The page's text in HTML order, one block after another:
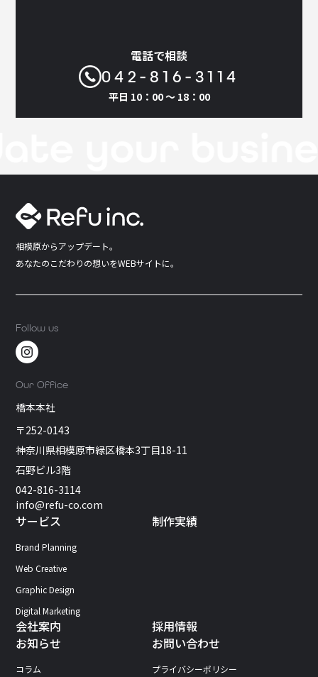
電話で相談
042-816-3114
平日 10：00 〜 18：00
相模原からアップデート。
あなたのこだわりの想いをWEBサイトに。
Follow us
Our Office
橋本本社
〒252-0143
神奈川県相模原市緑区橋本3丁目18-11
石野ビル3階
042-816-3114
info@refu-co.com
サービス
Brand Planning
Web Creative
Graphic Design
Digital Marketing
制作実績
会社案内
採用情報
お知らせ
コラム
お問い合わせ
プライバシーポリシー